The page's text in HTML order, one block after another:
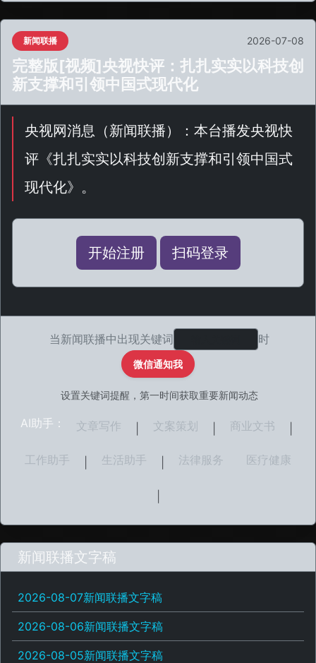
新闻联播 2026-07-08
完整版[视频]央视快评：扎扎实实以科技创
新支撑和引领中国式现代化
央视网消息（新闻联播）：本台播发央视快
评《扎扎实实以科技创新支撑和引领中国式
现代化》。
开始注册 扫码登录
当新闻联播中出现关键词 时
微信通知我
设置关键词提醒，第一时间获取重要新闻动态
AI助手： 文章写作 文案策划 商业文书
工作助手 生活助手 法律服务 医疗健康
新闻联播文字稿
2026-08-07新闻联播文字稿
2026-08-06新闻联播文字稿
2026-08-05新闻联播文字稿